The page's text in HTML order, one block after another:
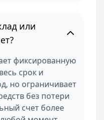
или
фиксированную
срок и
но ограничивает
без потери
счет более